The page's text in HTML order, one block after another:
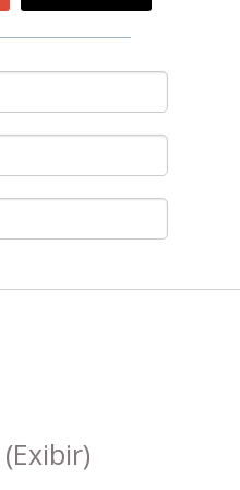
(Exibir)